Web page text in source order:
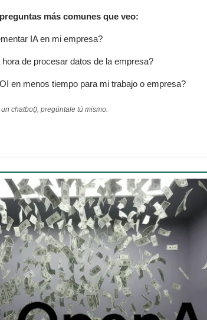
más comunes que veo:
IA en mi empresa?
de procesar datos de la empresa?
en menos tiempo para mi trabajo o empresa?
chatbot), pregúntale tú mismo.